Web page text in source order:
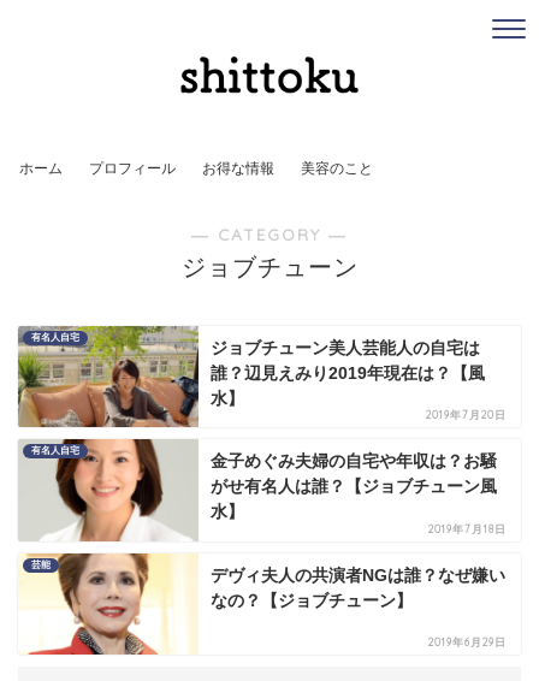
ホーム プロフィール お得な情報 美容のこと
― CATEGORY ―
ジョブチューン
有名人自宅
ジョブチューン美人芸能人の自宅は
誰？辺見えみり2019年現在は？【風
水】
2019年7月20日
有名人自宅
金子めぐみ夫婦の自宅や年収は？お騒
がせ有名人は誰？【ジョブチューン風
水】
2019年7月18日
芸能
デヴィ夫人の共演者NGは誰？なぜ嫌い
なの？【ジョブチューン】
2019年6月29日